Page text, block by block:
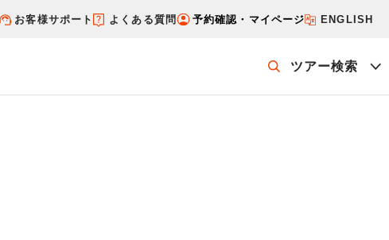
お客様サポート よくある質問 予約確認・マイページ ENGLISH
ツアー検索